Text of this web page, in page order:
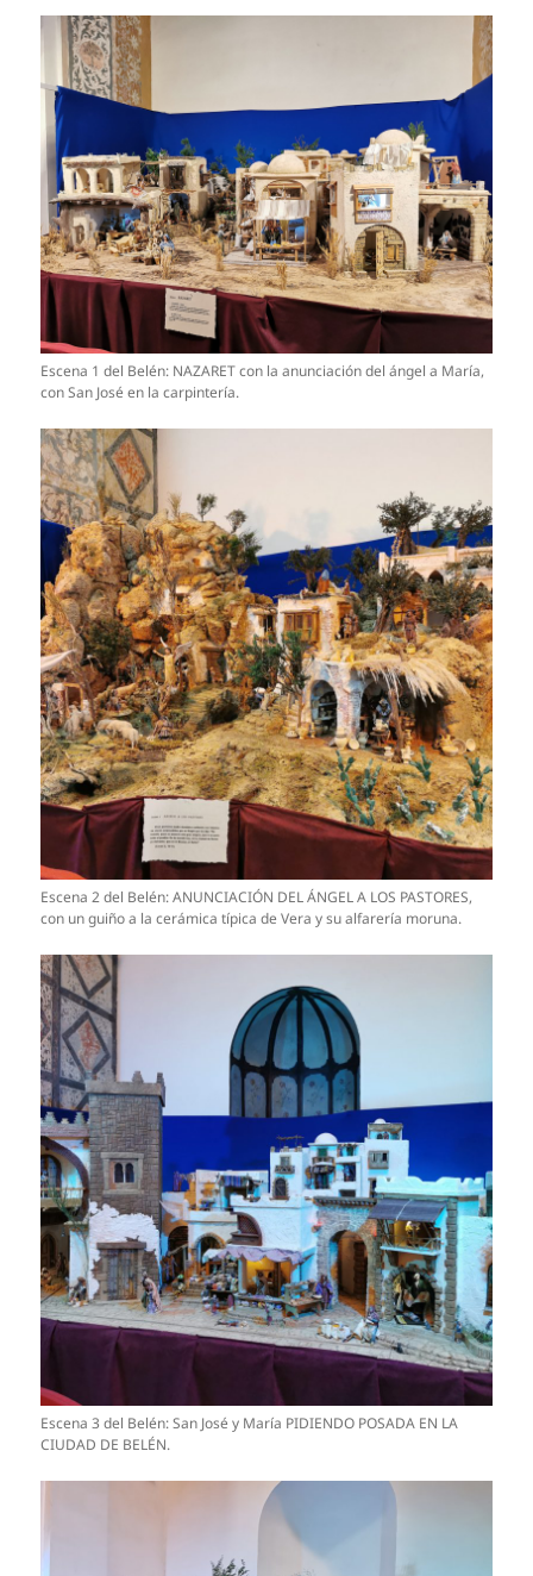
Escena 1 del Belén: NAZARET con la anunciación del ángel a María,
con San José en la carpintería.
Escena 2 del Belén: ANUNCIACIÓN DEL ÁNGEL A LOS PASTORES,
con un guiño a la cerámica típica de Vera y su alfarería moruna.
Escena 3 del Belén: San José y María PIDIENDO POSADA EN LA
CIUDAD DE BELÉN.